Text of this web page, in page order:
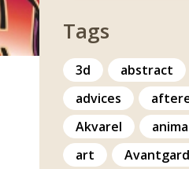
Tags
3d abstract
advices
Akvarel
art